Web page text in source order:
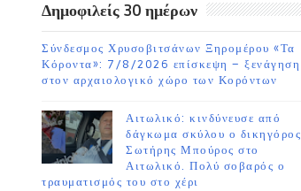
Δημοφιλείς 30 ημέρων
Σύνδεσμος Χρυσοβιτσάνων Ξηρομέρου «Τα
Κόροντα»: 7/8/2026 επίσκεψη – ξενάγηση
στον αρχαιολογικό χώρο των Κορόντων
Αιτωλικό: κινδύνευσε από
δάγκωμα σκύλου ο δικηγόρος
Σωτήρης Μπούρος στο
Αιτωλικό. Πολύ σοβαρός ο
τραυματισμός του στο χέρι